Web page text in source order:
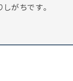
がちです。